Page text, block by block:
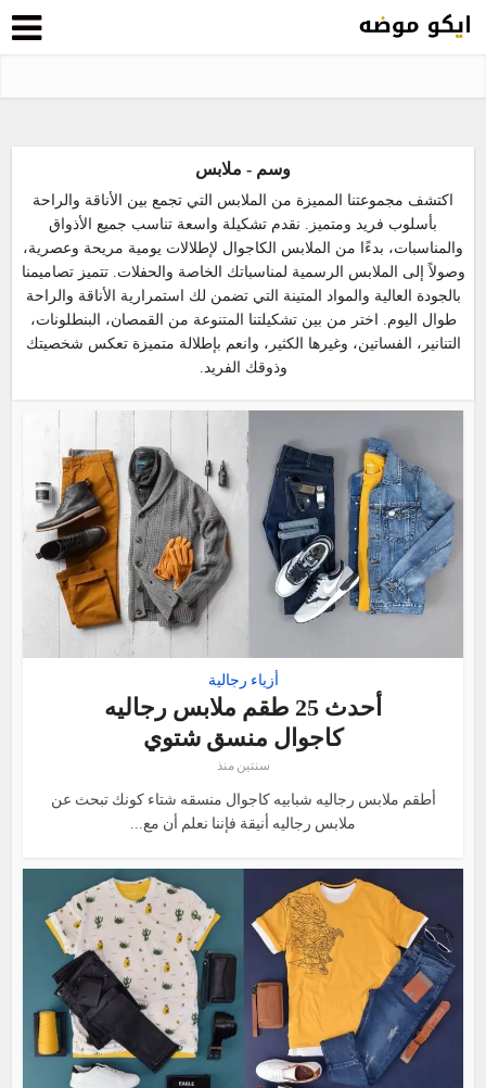
وسم - ملابس
اكتشف مجموعتنا المميزة من الملابس التي تجمع بين الأناقة والراحة
بأسلوب فريد ومتميز. نقدم تشكيلة واسعة تناسب جميع الأذواق
والمناسبات، بدءًا من الملابس الكاجوال لإطلالات يومية مريحة وعصرية،
وصولاً إلى الملابس الرسمية لمناسباتك الخاصة والحفلات. تتميز تصاميمنا
بالجودة العالية والمواد المتينة التي تضمن لك استمرارية الأناقة والراحة
طوال اليوم. اختر من بين تشكيلتنا المتنوعة من القمصان، البنطلونات،
التنانير، الفساتين، وغيرها الكثير، وانعم بإطلالة متميزة تعكس شخصيتك
وذوقك الفريد.
أزياء رجالية
أحدث 25 طقم ملابس رجاليه
كاجوال منسق شتوي
سنتين منذ
أطقم ملابس رجاليه شبابيه كاجوال منسقه شتاء كونك تبحث عن
ملابس رجاليه أنيقة فإننا نعلم أن مع...